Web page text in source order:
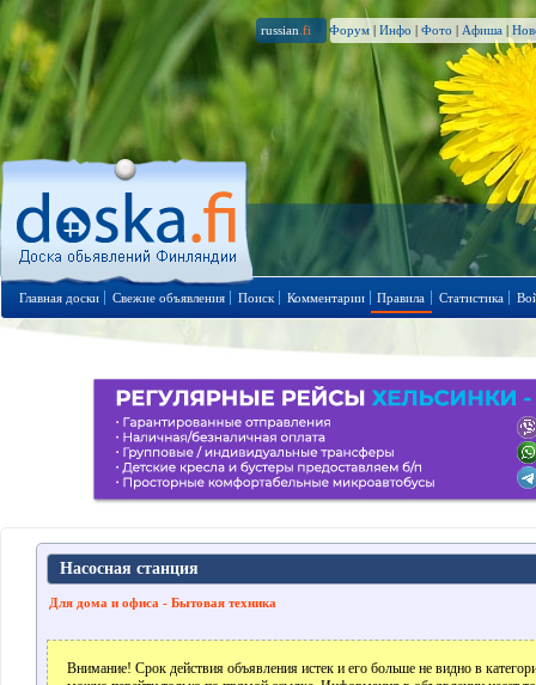
russian .fi Форум | Инфо | Фото | Афиша |
Главная доски Свежие объявления Поиск Комментарии Правила Статистика
Насосная станция
Для дома и офиса - Бытовая техника
Внимание! Срок действия объявления истек и его больше не видно в